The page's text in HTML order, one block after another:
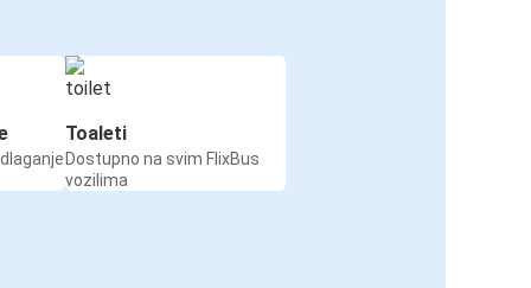
Toaleti
Dostupno na svim FlixBus
vozilima